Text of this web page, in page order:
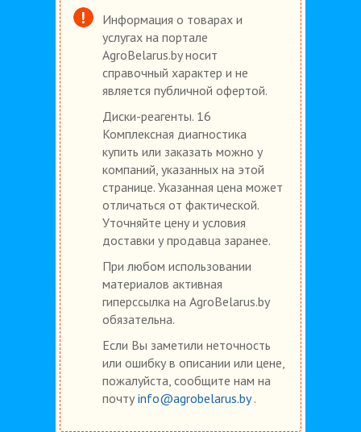
Информация о товарах и
услугах на портале
AgroBelarus.by носит
справочный характер и не
является публичной офертой.
Диски-реагенты. 16
Комплексная диагностика
купить или заказать можно у
компаний, указанных на этой
странице. Указанная цена может
отличаться от фактической.
Уточняйте цену и условия
доставки у продавца заранее.
При любом использовании
материалов активная
гиперссылка на AgroBelarus.by
обязательна.
Если Вы заметили неточность
или ошибку в описании или цене,
пожалуйста, сообщите нам на
почту info@agrobelarus.by.